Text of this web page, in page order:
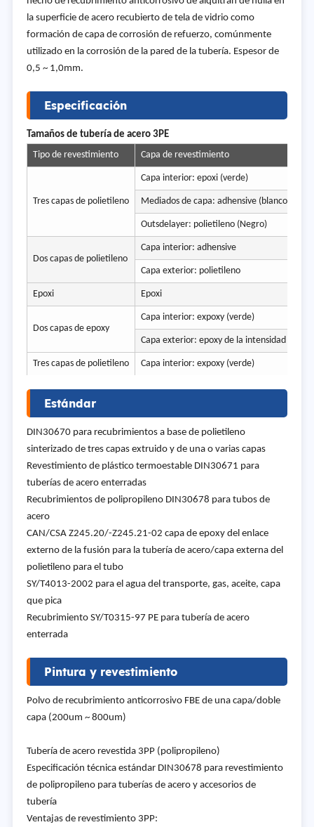
la superficie de acero recubierto de tela de vidrio como
formación de capa de corrosión de refuerzo, comúnmente
utilizado en la corrosión de la pared de la tubería. Espesor de
0,5 ~ 1,0mm.
Especificación
Tamaños de tubería de acero 3PE
Tipo de revestimiento
Capa de revestimiento
Tres capas de polietileno
Capa interior: epoxi (verde)
Mediados de capa: adhensive (blanco)
Outsdelayer: polietileno (Negro)
Dos capas de polietileno
Capa interior: adhensive
Capa exterior: polietileno
Epoxi Epoxi
Dos capas de epoxy
Capa interior: expoxy (verde)
Capa exterior: epoxy de la intensidad
Tres capas de polietileno Capa interior: expoxy (verde)
Estándar
DIN30670 para recubrimientos a base de polietileno
sinterizado de tres capas extruido y de una o varias capas
Revestimiento de plástico termoestable DIN30671 para
tuberías de acero enterradas
Recubrimientos de polipropileno DIN30678 para tubos de
acero
CAN/CSA Z245.20/-Z245.21-02 capa de epoxy del enlace
externo de la fusión para la tubería de acero/capa externa del
polietileno para el tubo
SY/T4013-2002 para el agua del transporte, gas, aceite, capa
que pica
Recubrimiento SY/T0315-97 PE para tubería de acero
enterrada
Pintura y revestimiento
Polvo de recubrimiento anticorrosivo FBE de una capa/doble
capa (200um ~ 800um)
Tubería de acero revestida 3PP (polipropileno)
Especificación técnica estándar DIN30678 para revestimiento
de polipropileno para tuberías de acero y accesorios de
tubería
Ventajas de revestimiento 3PP: